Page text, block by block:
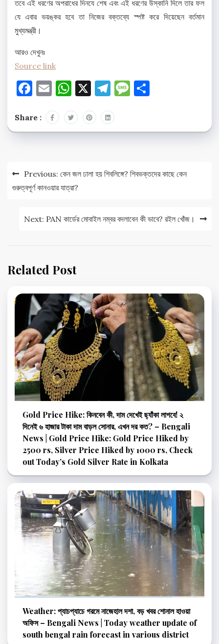
তবে এই ধরণের অপরাধের দিনযে শেষ এবং এই ধরণের উস্কানি দিলে তার ফল
যে এবার ভয়ঙ্কর হবে তা নিজের বক্তব্যে স্পষ্ট করে দিয়েছেন বর্তমান
মুখ্যমন্ত্রী।
আরও দেখুনঃ
Source link
Facebook
EmailWhatsApp
X Telegram
Message
Share :
Post
navigation
Previous: কেন জল ঢালা হয় শিবলিঙ্গে? শিবভক্তদের কাছে কেন
গুরুত্বপূর্ণ কানওয়ার যাত্রা?
Next: PAN কার্ডের মোবাইল নম্বর বদলাবেন কী ভাবে? রইল খোঁজ।
Related Post
Gold Price Hike: কিনবেন কী, দাম দেখেই ছ্যাঁকা লাগবে! ২
দিনেই ৬ হাজার টাকা দাম বাড়ল সোনার, এখন দর কত? – Bengali
News | Gold Price Hike: Gold Price Hiked by
2500 rs, Silver Price Hiked by 1000 rs, Check
out Today’s Gold Silver Rate in Kolkata
Weather: প্যাচপ্যাচে গরমে নাজেহাল দশা, বড় খবর শোনাল হাওয়া
অফিস – Bengali News | Today weather update of
south bengal rain forecast in various district